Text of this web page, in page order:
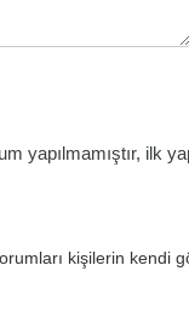
yapılmamıştır, ilk
kişilerin kendi